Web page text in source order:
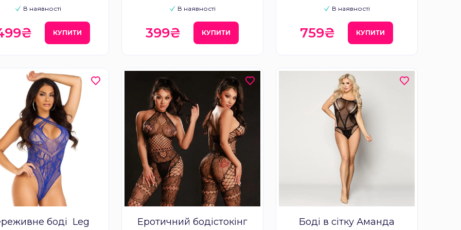
В наявності
КУПИТИ
В наявності
399₴ КУПИТИ
В наявності
759₴ КУПИТИ
боді Leg
Еротичний бодістокінг
Боді в сітку Аманда